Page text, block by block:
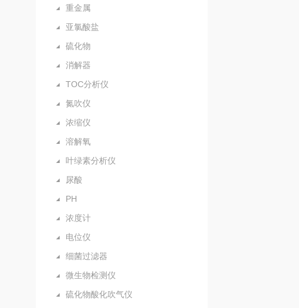
重金属
亚氯酸盐
硫化物
消解器
TOC分析仪
氮吹仪
浓缩仪
溶解氧
叶绿素分析仪
尿酸
PH
浓度计
电位仪
细菌过滤器
微生物检测仪
硫化物酸化吹气仪